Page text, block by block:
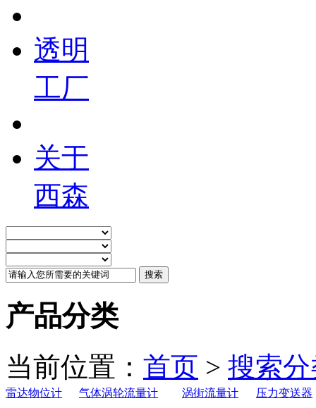
透明
工厂
关于
西森
产品分类
当前位置： 首页 > 搜索
雷达物位计 气体涡轮流量计 涡街流量计 压力变送器